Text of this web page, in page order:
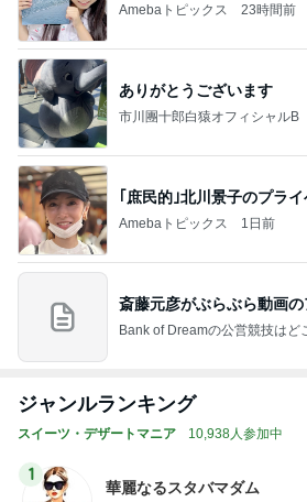
Amebaトピックス 23時間前
ありがとうございます
市川團十郎白猿オフィシャルB
｢庶民的｣北川景子のプラ
Amebaトピックス 1日前
斎藤元彦がぶらぶら動画
Bank of Dreamの公営競技はど
ジャンルランキング
スイーツ・デザートマニア 10,938人参加中
1
華麗なるスタバマダム